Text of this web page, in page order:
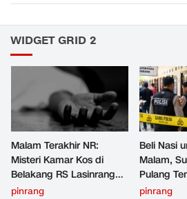
WIDGET GRID 2
Malam Terakhir NR:
Misteri Kamar Kos di
Belakang RS Lasinrang
Pinrang
pinrang
Beli Nasi
Malam,
Pulang
Bernyawa
pinrang